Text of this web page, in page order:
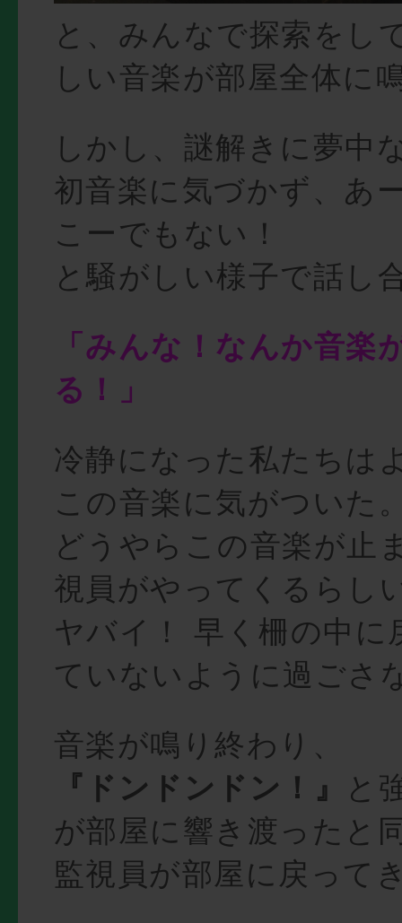
と、みんなで探索をし
しい音楽が部屋全体に
しかし、謎解きに夢中
初音楽に気づかず、あ
こーでもない！
と騒がしい様子で話し
「みんな！なんか音楽
る！」
冷静になった私たちは
この音楽に気がついた
どうやらこの音楽が止
視員がやってくるらし
ヤバイ！ 早く柵の中に
ていないように過ごさ
音楽が鳴り終わり、
『ドンドンドン！』
と
が部屋に響き渡ったと
監視員が部屋に戻って